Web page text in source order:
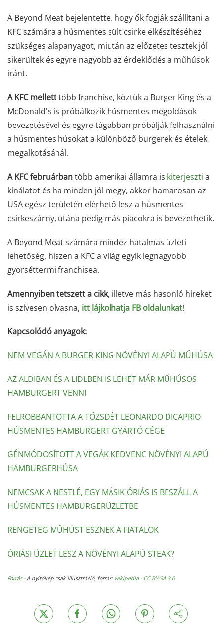
A Beyond Meat bejelentette, hogy ők fogják szállítani a
KFC számára a húsmentes sült csirke elkészítéséhez
szükséges alapanyagot, miután az előzetes tesztek jól
sikerültek és egyre nagyobb az érdeklődés a műhúsok
iránt.
A KFC melletttöbb franchise, köztük a Burger King és a
McDonald's is próbálkozik húsmentes megoldások
bevezetésével és egyre tágabban próbálják felhasználni
a húsmentes húsokat a különböző burgerek és ételek
megalkotásánál.
A KFC februárbantöbb amerikai államra is kiterjeszti a
kínálatot és ha minden jól megy, akkor hamarosan az
USA egész területén elérhető lesz a húsmentes
csirkeszárny, utána pedig más piacokra is bevezethetik.
A Beyond Meat számára mindez hatalmas üzleti
lehetőség, hiszen a KFC a világ egyik legnagyobb
gyorséttermi franchisea.
Amennyiben tetszett a cikk, illetve más hasonló híreket
is szívesen olvasna, itt lájkolhatja FB oldalunkat!
Kapcsolódó anyagok:
NEM VEGÁN A BURGER KING NÖVÉNYI ALAPÚ MŰHÚSA
AZ ALDIBAN ÉS A LIDLBEN IS LEHET MÁR MŰHÚSOS
HAMBURGERT VENNI
FELROBBANTOTTA A TŐZSDÉT LEONARDO DICAPRIO
HÚSMENTES HAMBURGERT GYÁRTÓ CÉGE
GÉNMÓDOSÍTOTT A VEGÁK KEDVENC NÖVÉNYI ALAPÚ
HAMBURGERHÚSA
NEMCSAK A NESTLÉ, EGY MÁSIK ÓRIÁS IS BESZÁLL A
HÚSMENTES HAMBURGERÜZLETBE
RENGETEG MŰHÚST ESZNEK A FIATALOK
ÓRIÁSI ÜZLET LESZ A NÖVÉNYI ALAPÚ STEAK?
Forrás- A nyitókép csak illusztráció, forrás: wikipedia - CC BY-SA 3.0